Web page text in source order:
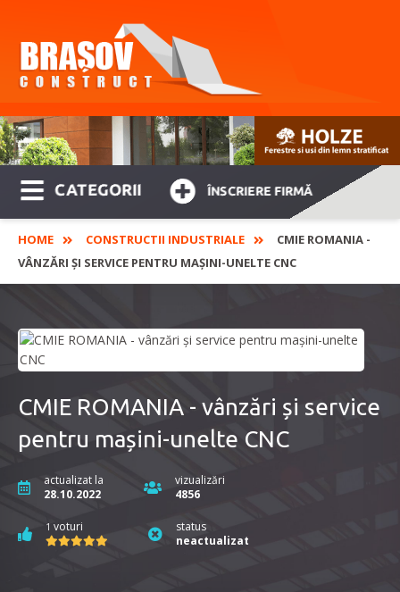
CATEGORII ÎNSCRIERE FIRMĂ
HOME CONSTRUCTII INDUSTRIALE
CMIE ROMANIA -
VÂNZĂRI ȘI SERVICE PENTRU MAȘINI-UNELTE CNC
CMIE ROMANIA - vânzări și service
pentru mașini-unelte CNC
actualizat la
28.10.2022
vizualizări
4856
1 voturi
status
neactualizat